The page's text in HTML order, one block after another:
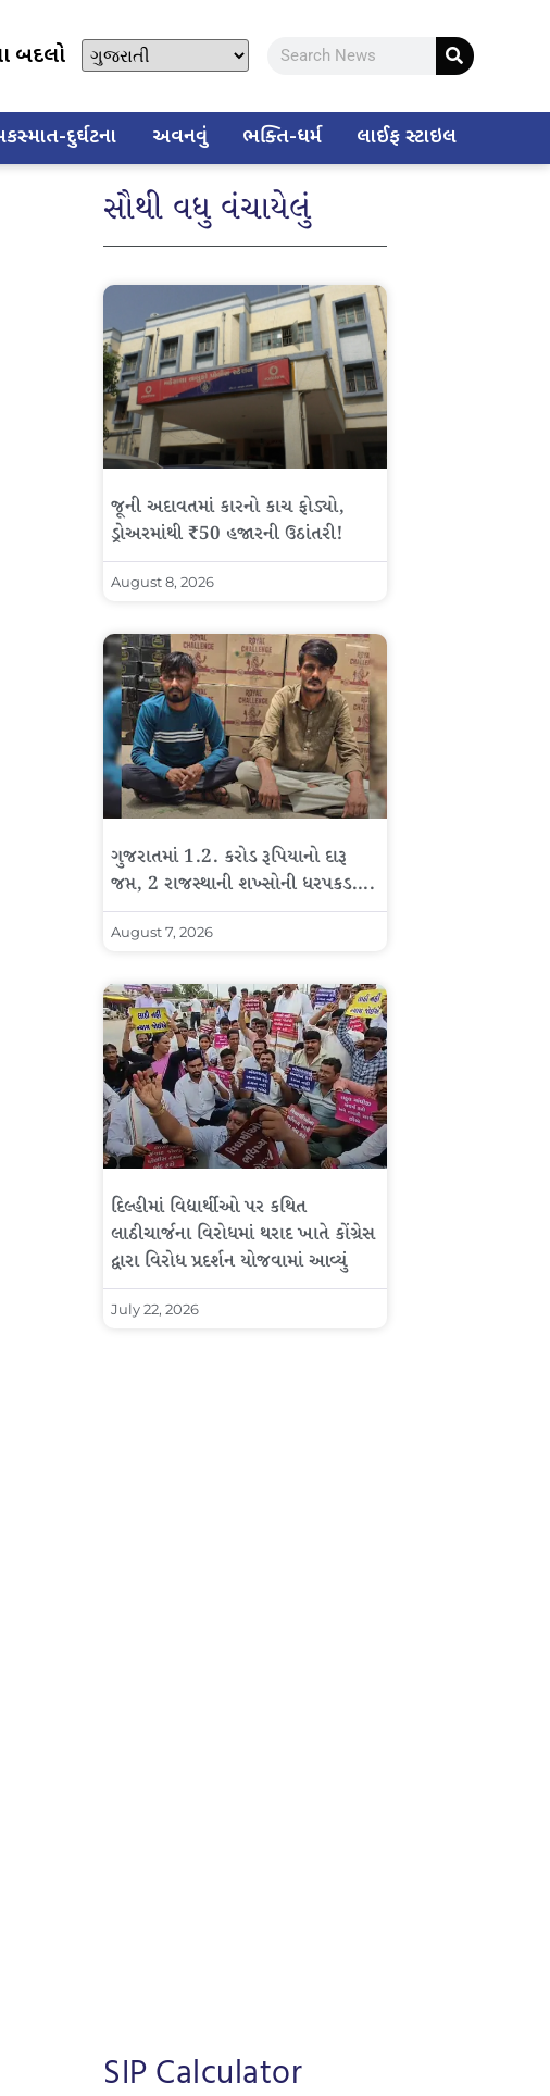
બદલો
દુર્ઘટના અવનવું ભક્તિ-ધર્મ લાઈફ સ્ટાઇલ
સૌથી વધુ વંચાયેલું
જૂની અદાવતમાં કારનો કાચ ફોડ્યો,
ડ્રોઅરમાંથી ₹50 હજારની ઉઠાંતરી!
August 8, 2026
ગુજરાતમાં 1.2. કરોડ રૂપિયાનો દારૂ
જપ્ત, 2 રાજસ્થાની શખ્સોની ધરપકડ….
August 7, 2026
દિલ્હીમાં વિદ્યાર્થીઓ પર કથિત
લાઠીચાર્જના વિરોધમાં થરાદ ખાતે કોંગ્રેસ
દ્વારા વિરોધ પ્રદર્શન યોજવામાં આવ્યું
July 22, 2026
SIP Calculator